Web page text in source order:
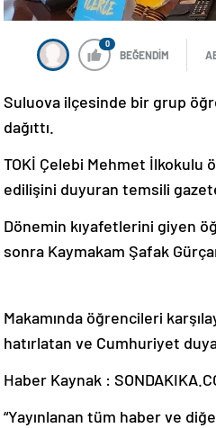
0
BEĞENDİM
Suluova ilçesinde bir grup
dağıttı.
TOKİ Çelebi Mehmet
edilişini duyuran temsili
Dönemin kıyafetlerini giyen
sonra Kaymakam Şafak
Makamında öğrencileri
hatırlatan ve Cumhuriyet
Haber Kaynak :
“Yayınlanan tüm haber ve